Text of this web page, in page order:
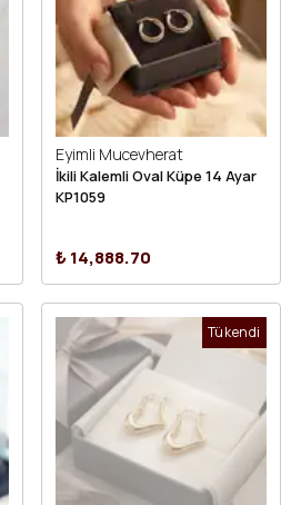
Eyimli Mucevherat
İkili Kalemli Oval Küpe 14 Ayar
KP1059
₺ 14,888.70
Tükendi